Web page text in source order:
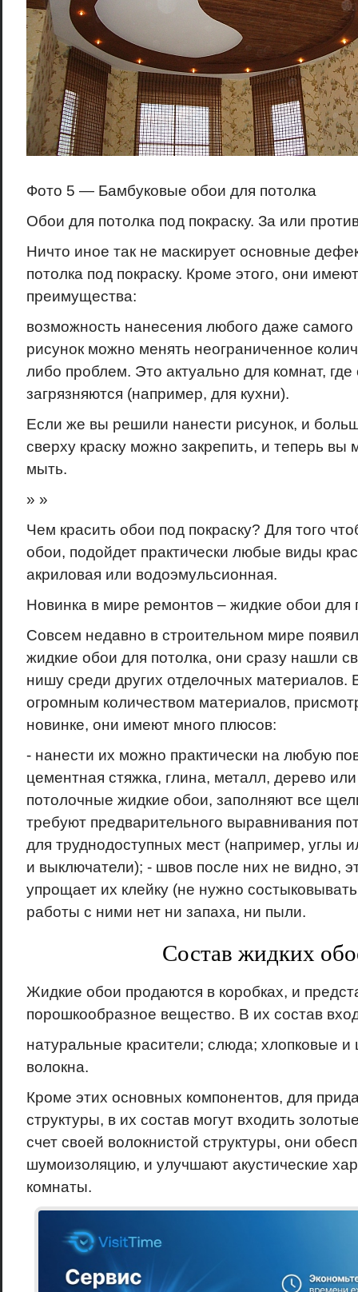
Фото 5 — Бамбуковые обои для потолка
Обои для потолка под покраску. За или
Ничто иное так не маскирует основные
потолка под покраску. Кроме этого, они
преимущества:
возможность нанесения любого даже самого
рисунок можно менять неограниченное
либо проблем. Это актуально для комнат,
загрязняются (например, для кухни).
Если же вы решили нанести рисунок, и
сверху краску можно закрепить, и теперь вы
мыть.
» »
Чем красить обои под покраску? Для того
обои, подойдет практически любые виды
акриловая или водоэмульсионная.
Новинка в мире ремонтов – жидкие обои для
Совсем недавно в строительном мире
жидкие обои для потолка, они сразу нашли
нишу среди других отделочных
огромным количеством материалов,
новинке, они имеют много плюсов:
- нанести их можно практически на любую
цементная стяжка, глина, металл, дерево или
потолочные жидкие обои, заполняют все
требуют предварительного выравнивания
для труднодоступных мест (например, углы
и выключатели); - швов после них не видно,
упрощает их клейку (не нужно
работы с ними нет ни запаха, ни пыли.
Состав жидких
Жидкие обои продаются в коробках, и
порошкообразное вещество. В их состав
натуральные красители; слюда; хлопковые и
волокна.
Кроме этих основных компонентов, для
структуры, в их состав могут входить
счет своей волокнистой структуры, они
шумоизоляцию, и улучшают акустические
комнаты.